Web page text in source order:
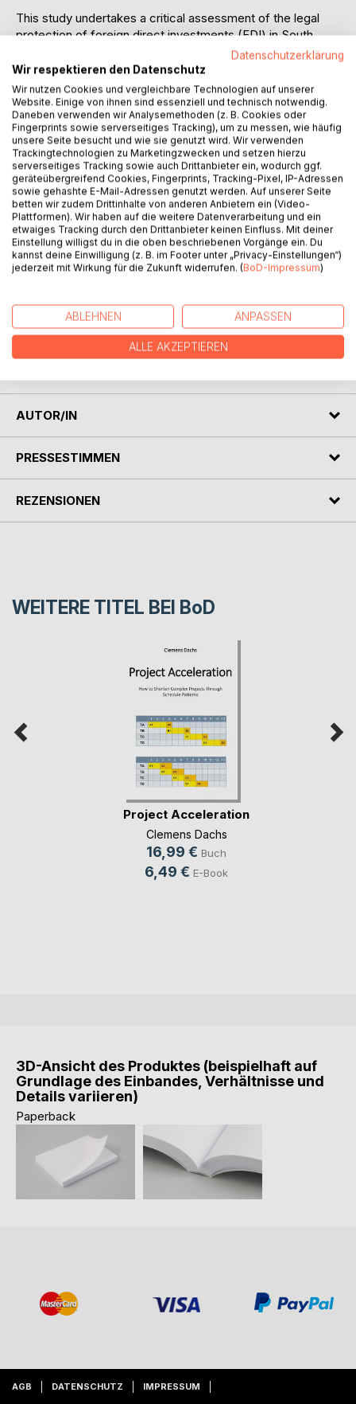
This study undertakes a critical assessment of the legal
protection of foreign direct investments (FDI) in South
Africa and Zimbabwe by determining their compliance with
the international minimum standards, norms and/or best
practices on the legal protection of FDI by host states.
Firstly, the study argues that foreign investment is much
needed in South Africa and Zimbabwe to improve
economic growth and development, to create jobs, and to
increase their competitiveness. However, these benefits
are not accrued automatically but rather host states need
to create an enabling environment to receive such
benefits. Thus, host states need to put an investment
scheme into operation to guarantee the legal protection of
foreign investments. South Africa and Zimbabwe have at
large crafted and implemented investment laws and related
policies which tend to be hostile towards foreign
related policies in both jurisdictions are analysed. This
study will also offer recommendations for a legal
investment which is not only flexible, friendly, and
favourable to foreign investment in South Africa and
AUTOR/IN
PRESSESTIMMEN
REZENSIONEN
WEITERE TITEL BEI BoD
Project Acceleration
Clemens Dachs
16,99 € Buch
6,49 € E-Book
3D-Ansicht des Produktes (beispielhaft auf
Grundlage des Einbandes, Verhältnisse und
Details variieren)
Paperback
AGB DATENSCHUTZ IMPRESSUM
Datenschutzerklärung
Wir respektieren den Datenschutz
Wir nutzen Cookies und vergleichbare Technologien auf unserer
Website. Einige von ihnen sind essenziell und technisch notwendig.
Daneben verwenden wir Analysemethoden (z. B. Cookies oder
Fingerprints sowie serverseitiges Tracking), um zu messen, wie häufig
unsere Seite besucht und wie sie genutzt wird. Wir verwenden
Trackingtechnologien zu Marketingzwecken und setzen hierzu
serverseitiges Tracking sowie auch Drittanbieter ein, wodurch ggf.
geräteübergreifend Cookies, Fingerprints, Tracking-Pixel, IP-Adressen
sowie gehashte E-Mail-Adressen genutzt werden. Auf unserer Seite
betten wir zudem Drittinhalte von anderen Anbietern ein (Video-
Plattformen). Wir haben auf die weitere Datenverarbeitung und ein
etwaiges Tracking durch den Drittanbieter keinen Einfluss. Mit deiner
Einstellung willigst du in die oben beschriebenen Vorgänge ein. Du
kannst deine Einwilligung (z. B. im Footer unter „Privacy-Einstellungen“)
jederzeit mit Wirkung für die Zukunft widerrufen. (BoD-Impressum)
ABLEHNEN ANPASSEN
ALLE AKZEPTIEREN